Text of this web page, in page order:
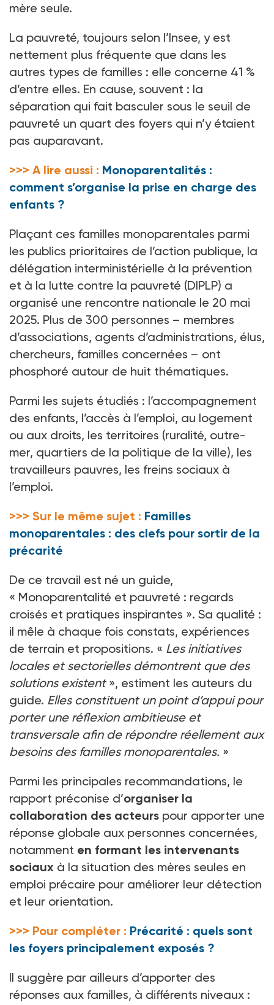
mère seule.
La pauvreté, toujours selon l’Insee, y est
nettement plus fréquente que dans les
autres types de familles : elle concerne 41 %
d’entre elles. En cause, souvent : la
séparation qui fait basculer sous le seuil de
pauvreté un quart des foyers qui n’y étaient
pas auparavant.
>>> A lire aussi : Monoparentalités :
comment s’organise la prise en charge des
enfants ?
Plaçant ces familles monoparentales parmi
les publics prioritaires de l’action publique, la
délégation interministérielle à la prévention
et à la lutte contre la pauvreté (DIPLP) a
organisé une rencontre nationale le 20 mai
2025. Plus de 300 personnes – membres
d’associations, agents d’administrations, élus,
chercheurs, familles concernées – ont
phosphoré autour de huit thématiques.
Parmi les sujets étudiés : l’accompagnement
des enfants, l’accès à l’emploi, au logement
ou aux droits, les territoires (ruralité, outre-
mer, quartiers de la politique de la ville), les
travailleurs pauvres, les freins sociaux à
l’emploi.
>>> Sur le même sujet : Familles
monoparentales : des clefs pour sortir de la
précarité
De ce travail est né un guide,
« Monoparentalité et pauvreté : regards
croisés et pratiques inspirantes ». Sa qualité :
il mêle à chaque fois constats, expériences
de terrain et propositions. « Les initiatives
locales et sectorielles démontrent que des
solutions existent », estiment les auteurs du
guide. Elles constituent un point d’appui pour
porter une réflexion ambitieuse et
transversale afin de répondre réellement aux
besoins des familles monoparentales. »
Parmi les principales recommandations, le
rapport préconise d’organiser la
collaboration des acteurs pour apporter une
réponse globale aux personnes concernées,
notamment en formant les intervenants
sociaux à la situation des mères seules en
emploi précaire pour améliorer leur détection
et leur orientation.
>>> Pour compléter : Précarité : quels sont
les foyers principalement exposés ?
Il suggère par ailleurs d’apporter des
réponses aux familles, à différents niveaux :